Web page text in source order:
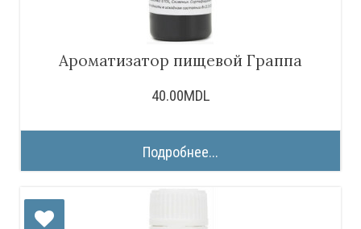
Ароматизатор пищевой Граппа
40.00MDL
Подробнее...